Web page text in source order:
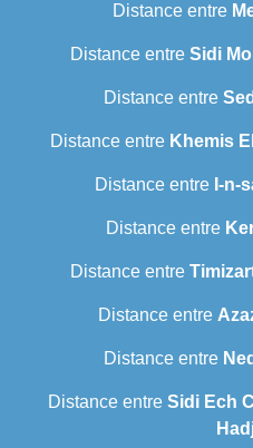
Distance entre
Distance entre Sidi
Distance entre
Distance entre Khemis
Distance entre I-n-
Distance entre
Distance entre
Distance entre
Distance entre
Distance entre Sidi Ech